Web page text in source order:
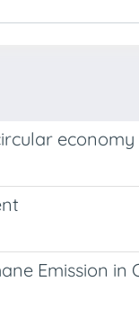
Emission in